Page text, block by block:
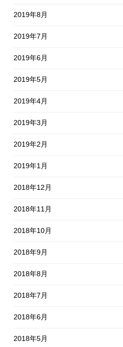
2019年8月
2019年7月
2019年6月
2019年5月
2019年4月
2019年3月
2019年2月
2019年1月
2018年12月
2018年11月
2018年10月
2018年9月
2018年8月
2018年7月
2018年6月
2018年5月